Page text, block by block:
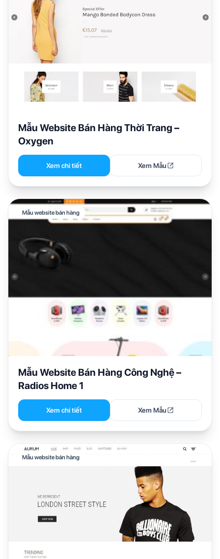
Mẫu Website Bán Hàng Thời Trang –
Oxygen
Xem chi tiết Xem Mẫu
Mẫu website bán hàng
Mẫu Website Bán Hàng Công Nghệ –
Radios Home 1
Xem chi tiết Xem Mẫu
Mẫu website bán hàng